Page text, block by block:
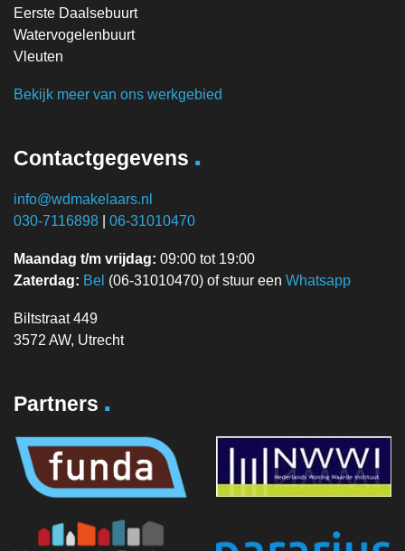
Eerste Daalsebuurt
Watervogelenbuurt
Vleuten
Bekijk meer van ons werkgebied
Contactgegevens .
info@wdmakelaars.nl
030-7116898
06-31010470
Maandag t/m vrijdag: 09:00 tot 19:00
Zaterdag: Bel (06-31010470) of stuur een Whatsapp
Biltstraat 449
3572 AW, Utrecht
Partners .